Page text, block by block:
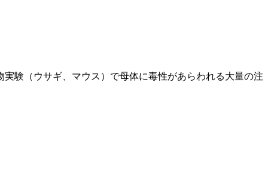
験（ウサギ、マウス）で母体に毒性があらわれる大量の注